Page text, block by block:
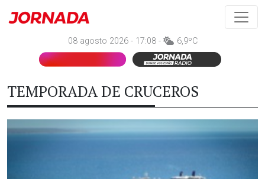
08 agosto 2026 - 17:08 - 6,9ºC
TEMPORADA DE CRUCEROS